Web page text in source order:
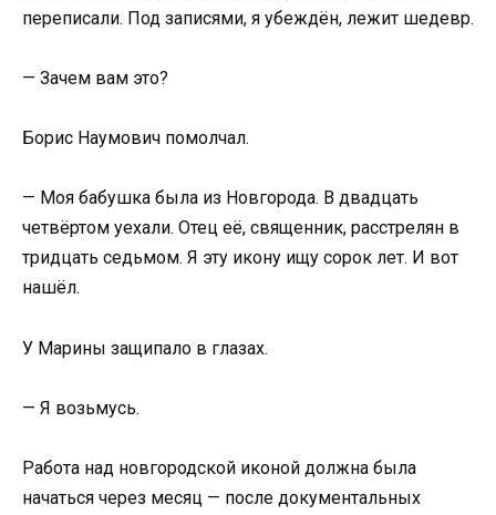
переписали. Под записями, я убеждён, лежит шедевр.
— Зачем вам это?
Борис Наумович помолчал.
— Моя бабушка была из Новгорода. В двадцать
четвёртом уехали. Отец её, священник, расстрелян в
тридцать седьмом. Я эту икону ищу сорок лет. И вот
нашёл.
У Марины защипало в глазах.
— Я возьмусь.
Работа над новгородской иконой должна была
начаться через месяц — после документальных